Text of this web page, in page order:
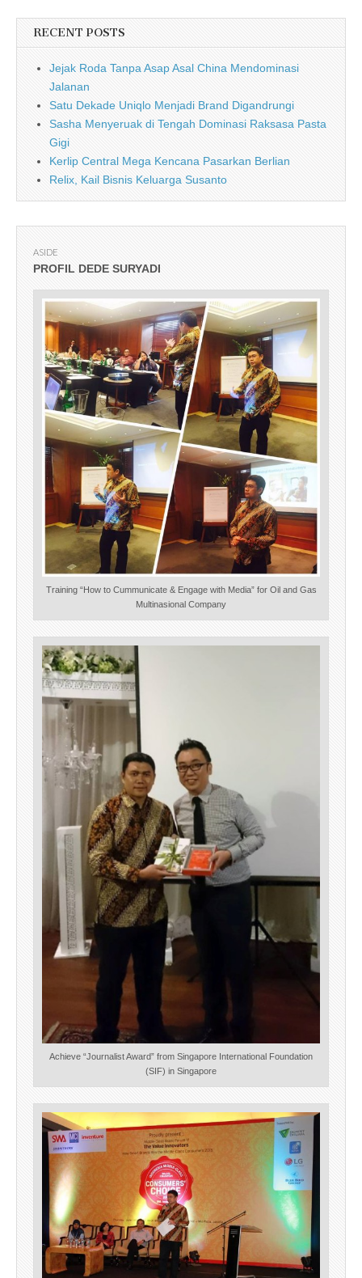
RECENT POSTS
Jejak Roda Tanpa Asap Asal China Mendominasi
Jalanan
Satu Dekade Uniqlo Menjadi Brand Digandrungi
Sasha Menyeruak di Tengah Dominasi Raksasa Pasta
Gigi
Kerlip Central Mega Kencana Pasarkan Berlian
Relix, Kail Bisnis Keluarga Susanto
ASIDE
PROFIL DEDE SURYADI
Training “How to Cummunicate & Engage with Media” for Oil and Gas
Multinasional Company
Achieve “Journalist Award” from Singapore International Foundation
(SIF) in Singapore